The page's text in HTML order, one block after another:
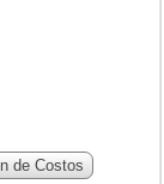
de Costos